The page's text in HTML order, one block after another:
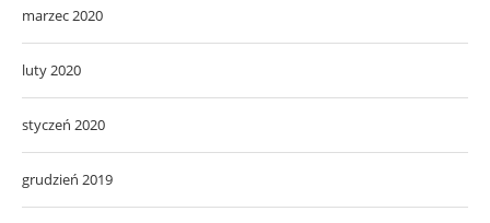
marzec 2020
luty 2020
styczeń 2020
grudzień 2019